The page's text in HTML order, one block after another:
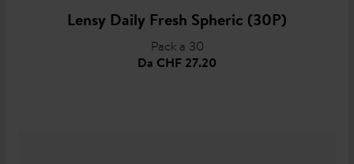
Lensy Daily Fresh Spheric (30P)
Pack a 30
Da CHF 27.20